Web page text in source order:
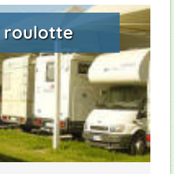
roulotte